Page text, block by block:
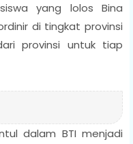
yang lolos Bina
di tingkat provinsi
provinsi untuk tiap
dalam BTI menjadi